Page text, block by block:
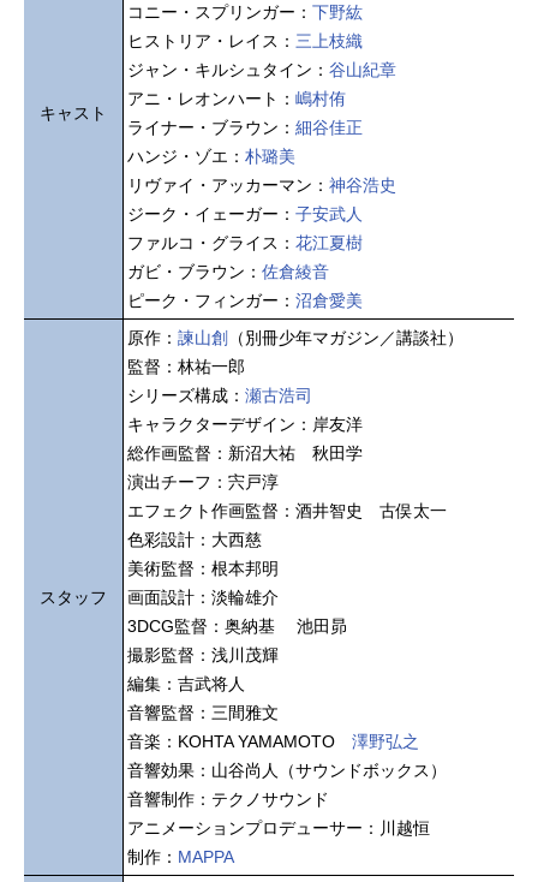
キャスト
コニー・スプリンガー： 下野紘
ヒストリア・レイス： 三上枝織
ジャン・キルシュタイン： 谷山紀章
アニ・レオンハート： 嶋村侑
ライナー・ブラウン： 細谷佳正
ハンジ・ゾエ： 朴璐美
リヴァイ・アッカーマン： 神谷浩史
ジーク・イェーガー： 子安武人
ファルコ・グライス： 花江夏樹
ガビ・ブラウン： 佐倉綾音
ピーク・フィンガー： 沼倉愛美
スタッフ
原作： 諫山創 （別冊少年マガジン／講談社）
監督：林祐一郎
シリーズ構成： 瀬古浩司
キャラクターデザイン：岸友洋
総作画監督：新沼大祐 秋田学
演出チーフ：宍戸淳
エフェクト作画監督：酒井智史 古俣太一
色彩設計：大西慈
美術監督：根本邦明
画面設計：淡輪雄介
3DCG監督：奥納基 池田昴
撮影監督：浅川茂輝
編集：吉武将人
音響監督：三間雅文
音楽：KOHTA YAMAMOTO 澤野弘之
音響効果：山谷尚人（サウンドボックス）
音響制作：テクノサウンド
アニメーションプロデューサー：川越恒
制作： MAPPA